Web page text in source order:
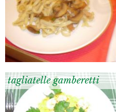
tagliatelle gamberetti